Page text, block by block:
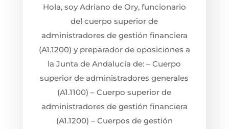
Hola, soy Adriano de Ory, funcionario
del cuerpo superior de
administradores de gestión financiera
(A1.1200) y preparador de oposiciones a
la Junta de Andalucía de: – Cuerpo
superior de administradores generales
(A1.1100) – Cuerpo superior de
administradores de gestión financiera
(A1.1200) – Cuerpos de gestión